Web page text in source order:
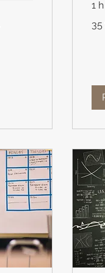
1 h
des
35